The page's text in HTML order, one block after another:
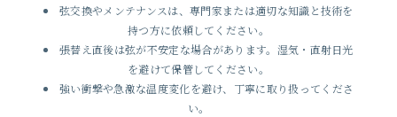
弦交換やメンテナンスは、専門家または適切な知識と技術を
持つ方に依頼してください。
張替え直後は弦が不安定な場合があります。湿気・直射日光
を避けて保管してください。
強い衝撃や急激な温度変化を避け、丁寧に取り扱ってくださ
い。